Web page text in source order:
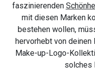
faszinierenden
mit diesen Marken
bestehen wollen,
hervorhebt von deinen
Make-up-Logo-
solches